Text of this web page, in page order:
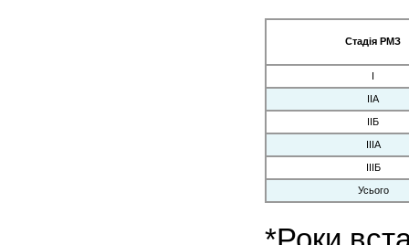
Стадія РМЗ
І
ІІА
ІІБ
ІІІА
ІІІБ
Усього